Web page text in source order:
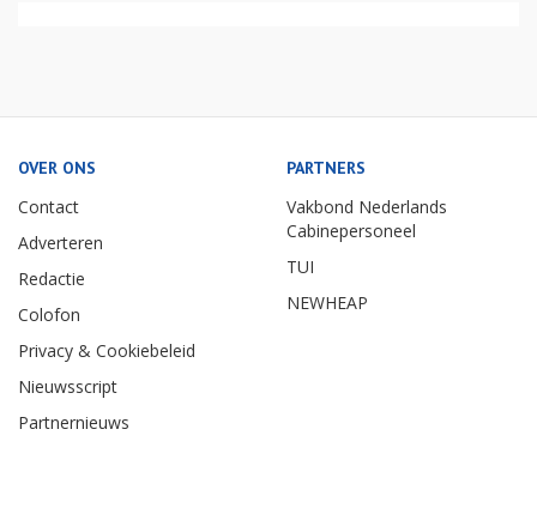
OVER ONS
Contact
Adverteren
Redactie
Colofon
Privacy & Cookiebeleid
Nieuwsscript
Partnernieuws
PARTNERS
Vakbond Nederlands
Cabinepersoneel
TUI
NEWHEAP